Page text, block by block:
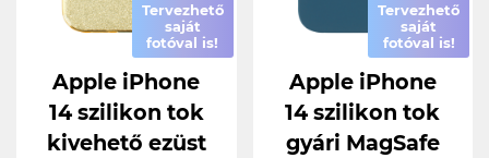
Tervezhető
saját
fotóval is!
Apple iPhone
14 szilikon tok
kivehető ezüst
Tervezhető
saját
fotóval is!
Apple iPhone
14 szilikon tok
gyári MagSafe